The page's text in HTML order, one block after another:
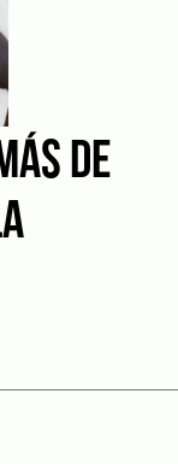
DE